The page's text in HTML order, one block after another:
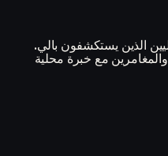
الذين يستكشفون بالي.
مع خبرة محلية